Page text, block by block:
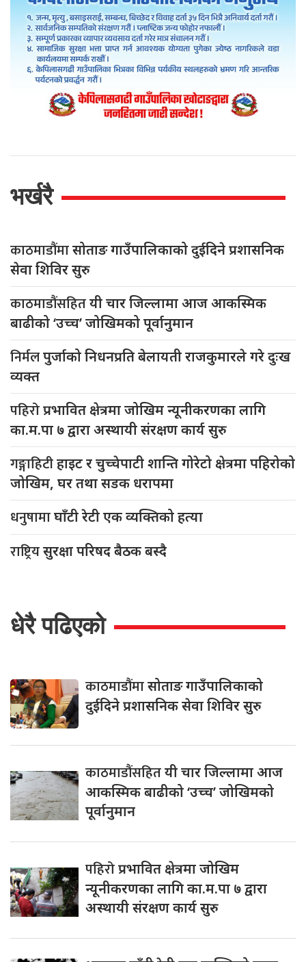
भर्खरै
काठमाडौंमासोताङ गाउँपालिकाको दुईदिने प्रशासनिक
सेवा शिविर सुरु
काठमाडौंसहितयी चार जिल्लामा आज आकस्मिक
बाढीको ‘उच्च’ जोखिमको पूर्वानुमान
निर्मलपुर्जाको निधनप्रति बेलायती राजकुमारले गरे दुःख
व्यक्त
पहिरोप्रभावित क्षेत्रमा जोखिम न्यूनीकरणका लागि
का.म.पा ७ द्वारा अस्थायी संरक्षण कार्य सुरु
गङ्गाहिटीहाइट र चुच्चेपाटी शान्ति गोरेटो क्षेत्रमा पहिरोको
जोखिम, घर तथा सडक धरापमा
धनुषामाघाँटी रेटी एक व्यक्तिको हत्या
राष्ट्रियसुरक्षा परिषद बैठक बस्दै
धेरै पढिएको
काठमाडौंमासोताङ गाउँपालिकाको
दुईदिने प्रशासनिक सेवा शिविर सुरु
काठमाडौंसहितयी चार जिल्लामा आज
आकस्मिक बाढीको ‘उच्च’ जोखिमको
पूर्वानुमान
पहिरोप्रभावित क्षेत्रमा जोखिम
न्यूनीकरणका लागि का.म.पा ७ द्वारा
अस्थायी संरक्षण कार्य सुरु